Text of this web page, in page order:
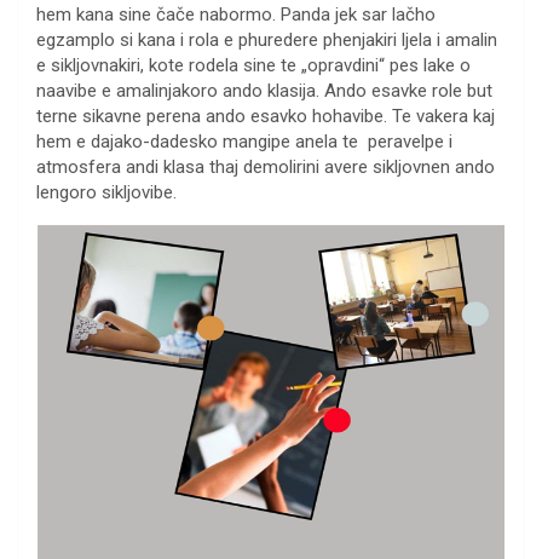
hem kana sine čače nabormo. Panda jek sar lačho
egzamplo si kana i rola e phuredere phenjakiri ljela i amalin
e sikljovnakiri, kote rodela sine te „opravdini“ pes lake o
naavibe e amalinjakoro ando klasija. Ando esavke role but
terne sikavne perena ando esavko hohavibe. Te vakera kaj
hem e dajako-dadesko mangipe anela te peravelpe i
atmosfera andi klasa thaj demolirini avere sikljovnen ando
lengoro sikljovibe.